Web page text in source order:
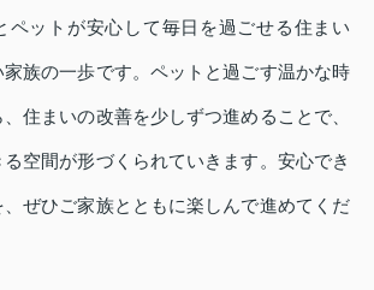
ペットが安心して毎日を過ごせる住まい
族の一歩です。ペットと過ごす温かな時
住まいの改善を少しずつ進めることで、
空間が形づくられていきます。安心でき
ぜひご家族とともに楽しんで進めてくだ